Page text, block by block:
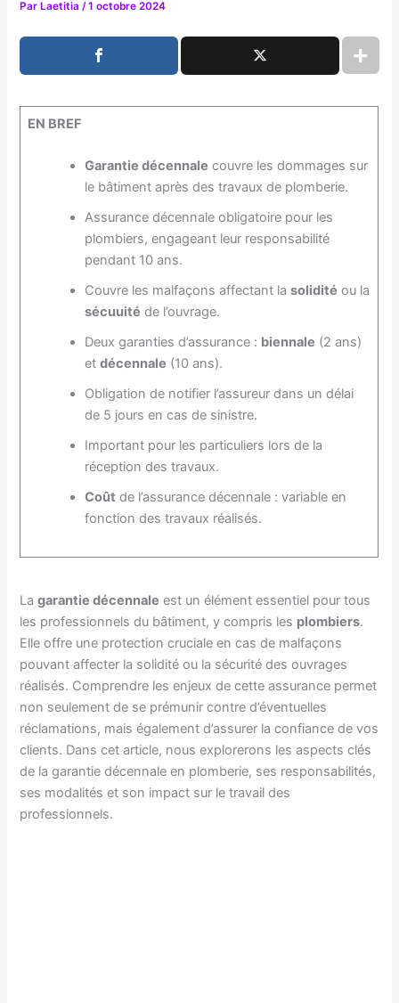
Par Laetitia/1 octobre 2024
EN BREF
Garantie décennale couvre les dommages sur
le bâtiment après des travaux de plomberie.
Assurance décennale obligatoire pour les
plombiers, engageant leur responsabilité
pendant 10 ans.
Couvre les malfaçons affectant la solidité ou la
sécuuité de l’ouvrage.
Deux garanties d’assurance : biennale (2 ans)
et décennale (10 ans).
Obligation de notifier l’assureur dans un délai
de 5 jours en cas de sinistre.
Important pour les particuliers lors de la
réception des travaux.
Coût de l’assurance décennale : variable en
fonction des travaux réalisés.
Lagarantie décennale est un élément essentiel pour tous
les professionnels du bâtiment, y compris les plombiers.
Elle offre une protection cruciale en cas de malfaçons
pouvant affecter la solidité ou la sécurité des ouvrages
réalisés. Comprendre les enjeux de cette assurance permet
non seulement de se prémunir contre d’éventuelles
réclamations, mais également d’assurer la confiance de vos
clients. Dans cet article, nous explorerons les aspects clés
de la garantie décennale en plomberie, ses responsabilités,
ses modalités et son impact sur le travail des
professionnels.